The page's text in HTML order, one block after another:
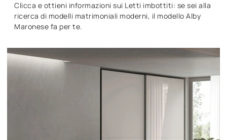
Clicca e ottieni informazioni sui Letti imbottiti: se sei alla
ricerca di modelli matrimoniali moderni, il modello Alby
Maronese fa per te.